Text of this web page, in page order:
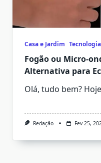
Casa e Jardim Tecnologia
Fogão ou Micro-
Alternativa para
Olá, tudo bem?
Redação Fev 25,